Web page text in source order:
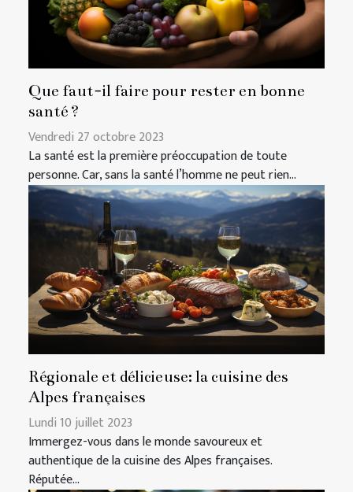
Que faut-il faire pour rester en bonne
santé ?
Vendredi 27 octobre 2023
La santé est la première préoccupation de toute
personne. Car, sans la santé l’homme ne peut rien...
Régionale et délicieuse: la cuisine des
Alpes françaises
Lundi 10 juillet 2023
Immergez-vous dans le monde savoureux et
authentique de la cuisine des Alpes françaises.
Réputée...